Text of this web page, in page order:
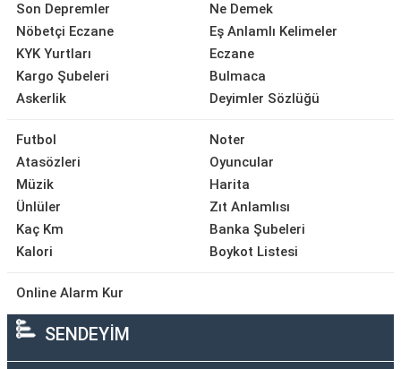
Son Depremler
Nöbetçi Eczane
KYK Yurtları
Kargo Şubeleri
Askerlik
Ne Demek
Eş Anlamlı Kelimeler
Eczane
Bulmaca
Deyimler Sözlüğü
Futbol
Atasözleri
Müzik
Ünlüler
Kaç Km
Kalori
Noter
Oyuncular
Harita
Zıt Anlamlısı
Banka Şubeleri
Boykot Listesi
Online Alarm Kur
SENDEYİM